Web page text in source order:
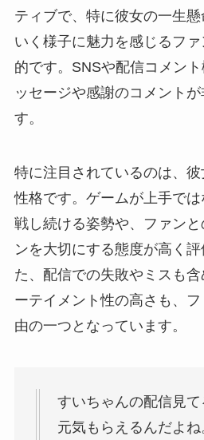
ティブで、特に彼女の一生
いく様子に魅力を感じるフ
的です。SNSや配信コメン
ッセージや感謝のコメント
す。
特に注目されているのは、
性格です。ゲームが上手で
戦し続ける姿勢や、ファン
ンを大切にする態度が高く
た、配信での失敗やミスも
ーテイメント性の高さも、
由の一つとなっています。
すいちゃんの配信見
元気もらえるんだよ